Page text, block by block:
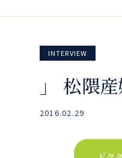
INTERVIEW
」 松隈
2016.02.29